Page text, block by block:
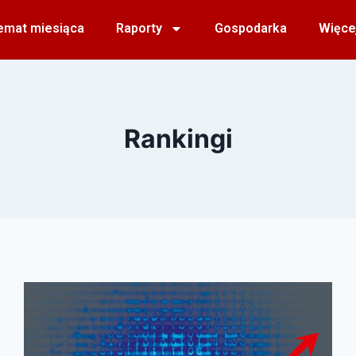
miesiąca Raporty Gospodarka
Rankingi